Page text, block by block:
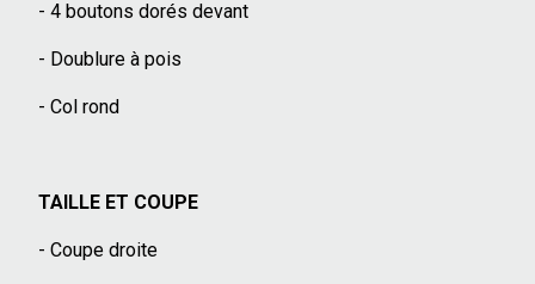
- 4 boutons dorés devant
- Doublure à pois
- Col rond
TAILLE ET COUPE
- Coupe droite